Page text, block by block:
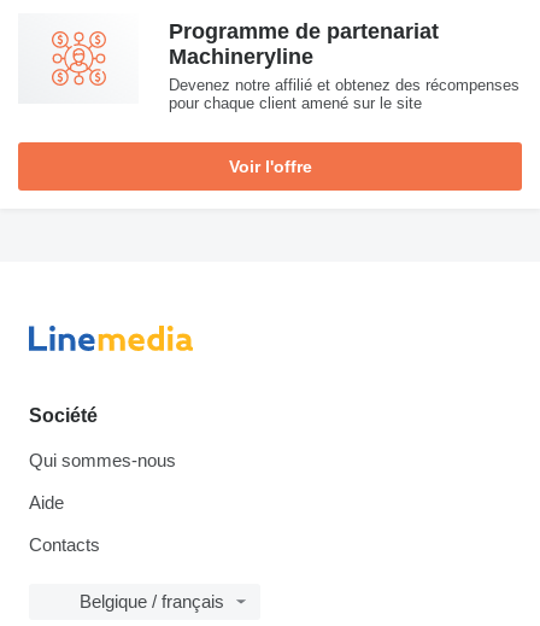
Programme de partenariat
Machineryline
Devenez notre affilié et obtenez des récompenses
pour chaque client amené sur le site
Voir l'offre
Société
Qui sommes-nous
Aide
Contacts
Belgique / français